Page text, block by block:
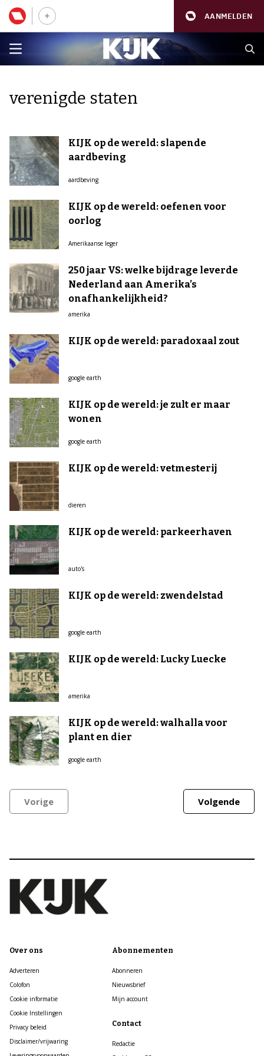
AANMELDEN
verenigde staten
KIJK op de wereld: slapende
aardbeving
aardbeving
KIJK op de wereld: oefenen voor
oorlog
Amerikaanse leger
250 jaar VS: welke bijdrage leverde
Nederland aan Amerika’s
onafhankelijkheid?
amerika
KIJK op de wereld: paradoxaal zout
google earth
KIJK op de wereld: je zult er maar
wonen
google earth
KIJK op de wereld: vetmesterij
dieren
KIJK op de wereld: parkeerhaven
auto's
KIJK op de wereld: zwendelstad
google earth
KIJK op de wereld: Lucky Luecke
amerika
KIJK op de wereld: walhalla voor
plant en dier
google earth
Vorige Volgende
Over ons
Adverteren
Colofon
Cookie informatie
Cookie Instellingen
Privacy beleid
Disclaimer/vrijwaring
Abonnementen
Abonneren
Nieuwsbrief
Mijn account
Contact
Redactie